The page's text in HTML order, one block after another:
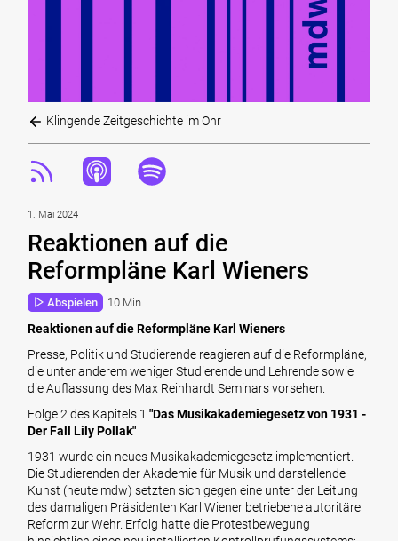
Klingende Zeitgeschichte im Ohr
1. Mai 2024
Reaktionen auf die
Reformpläne Karl Wieners
Abspielen 10 Min.
Reaktionen auf die Reformpläne Karl Wieners
Presse, Politik und Studierende reagieren auf die Reformpläne,
die unter anderem weniger Studierende und Lehrende sowie
die Auflassung des Max Reinhardt Seminars vorsehen.
Folge 2 des Kapitels 1 "Das Musikakademiegesetz von 1931 -
Der Fall Lily Pollak"
1931 wurde ein neues Musikakademiegesetz implementiert.
Die Studierenden der Akademie für Musik und darstellende
Kunst (heute mdw) setzten sich gegen eine unter der Leitung
des damaligen Präsidenten Karl Wiener betriebene autoritäre
Reform zur Wehr. Erfolg hatte die Protestbewegung